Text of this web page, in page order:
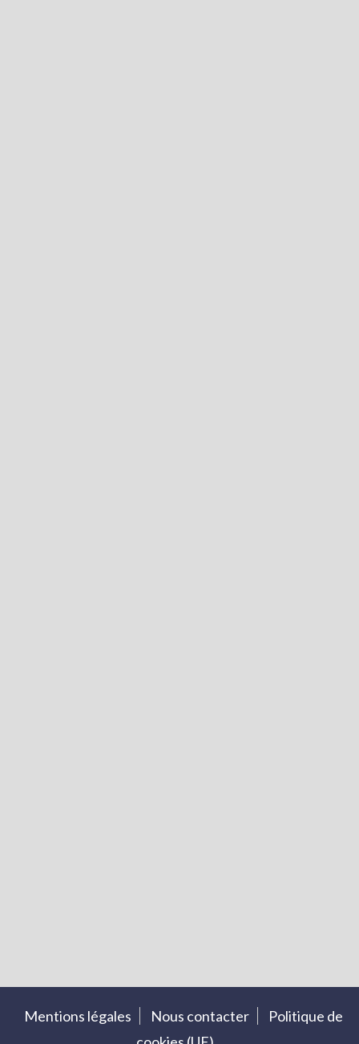
Mentions légales Nous contacter
Politique de